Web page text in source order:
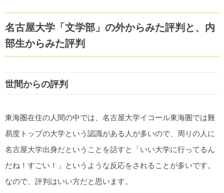
名古屋大学「文学部」の外からみた評判と、内
部生からみた評判
世間からの評判
東海圏在住の人間の中では、名古屋大学イコール東海圏では難
易度トップの大学という認識がある人が多いので、周りの人に
名古屋大学出身だということを話すと「いい大学に行ってるん
だね！すごい！」というような反応をされることが多いです。
なので、評判はいい方だと思います。